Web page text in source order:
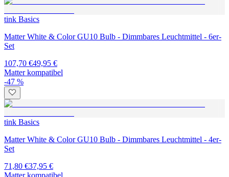
tink Basics
Matter White & Color GU10 Bulb - Dimmbares Leuchtmittel - 6er-
Set
107,70 €49,95 €
Matter kompatibel
-47 %
tink Basics
Matter White & Color GU10 Bulb - Dimmbares Leuchtmittel - 4er-
Set
71,80 €37,95 €
Matter kompatibel